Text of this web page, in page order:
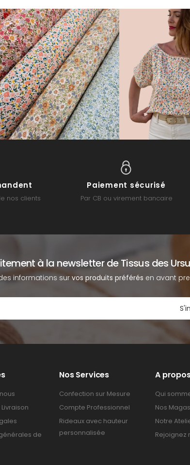
nos clients
Paiement sécurisé
Par CB ou virement bancaire
à la newsletter de Tissus des
informations survos produits préférés en avant
de
Nos Services
Confection sur Mesure
Compte Professionnel
Rideaux avec hauteur
personnalisée
A
Qui
Nos
Notre
Rejoignez